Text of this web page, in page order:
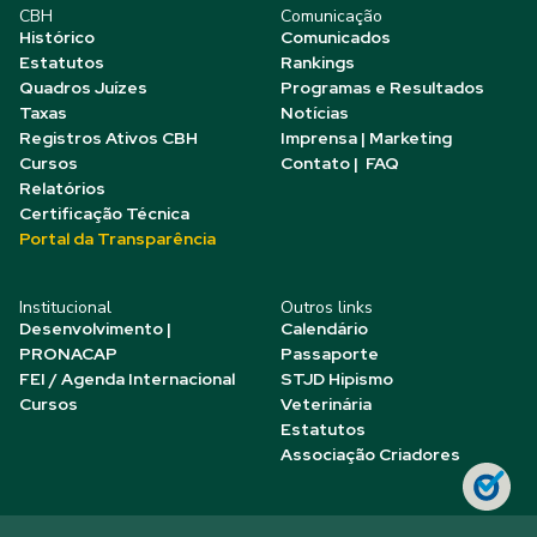
CBH
Histórico
Estatutos
Quadros Juízes
Taxas
Registros Ativos CBH
Cursos
Relatórios
Certificação Técnica
Portal da Transparência
Comunicação
Comunicados
Rankings
Programas e Resultados
Notícias
Imprensa | Marketing
Contato | FAQ
Institucional
Desenvolvimento |
PRONACAP
FEI / Agenda Internacional
Cursos
Outros links
Calendário
Passaporte
STJD Hipismo
Veterinária
Estatutos
Associação Criadores